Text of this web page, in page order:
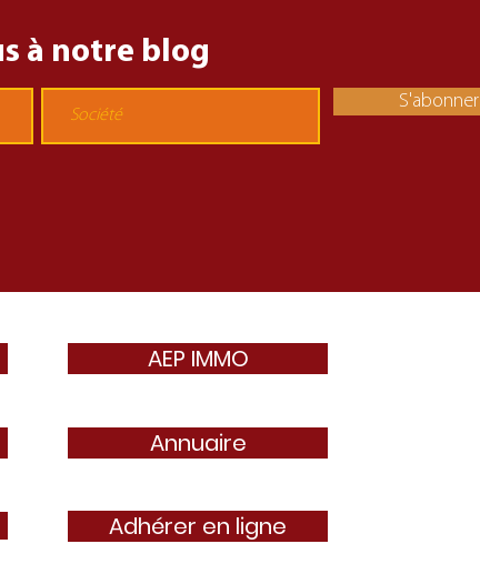
à notre blog
S'abonner
AEP IMMO
Annuaire
Adhérer en ligne